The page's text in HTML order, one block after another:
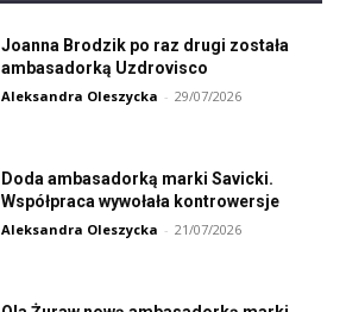
Joanna Brodzik po raz drugi została
ambasadorką Uzdrovisco
Aleksandra Oleszycka - 29/07/2026
Doda ambasadorką marki Savicki.
Współpraca wywołała kontrowersje
Aleksandra Oleszycka - 21/07/2026